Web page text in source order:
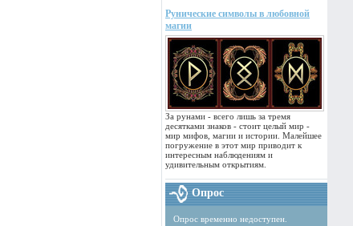
Рунические символы в любовной
магии
За рунами - всего лишь за тремя
десятками знаков - стоит целый мир -
мир мифов, магии и истории. Малейшее
погружение в этот мир приводит к
интересным наблюдениям и
удивительным открытиям.
Опрос
Опрос временно недоступен.